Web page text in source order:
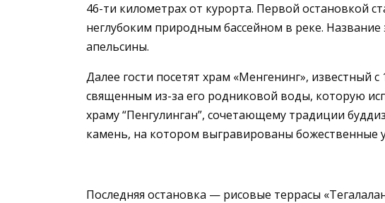
46-ти километрах от курорта. Первой остановкой
неглубоким природным бассейном в реке.
апельсины.
Далее гости посетят храм «Менгенинг», известный
священным из-за его родниковой воды, которую
храму “Пенгулинган”, сочетающему традиции
камень, на котором выгравированы божественные
Последняя остановка — рисовые террасы